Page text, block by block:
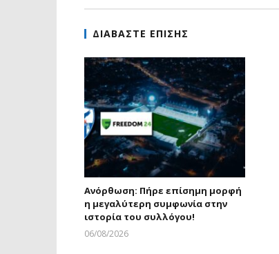
ΔΙΑΒΑΣΤΕ ΕΠΙΣΗΣ
Ανόρθωση: Πήρε επίσημη μορφή
η μεγαλύτερη συμφωνία στην
ιστορία του συλλόγου!
06/08/2026